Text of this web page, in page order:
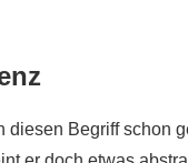
Begriff schon